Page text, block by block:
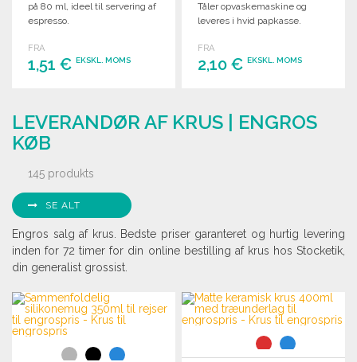
på 80 ml, ideel til servering af
espresso.
FRA
1,51 € EKSKL. MOMS
Anmod om et tilbud
Tåler opvaskemaskine og
leveres i hvid papkasse.
FRA
2,10 €EKSKL. MOMS
Anmod om et tilbud
LEVERANDØR AF KRUS | ENGROS
KØB
145 produkts
SE ALT
Engros salg af krus. Bedste priser garanteret og hurtig levering
inden for 72 timer for din online bestilling af krus hos Stocketik,
din generalist grossist.